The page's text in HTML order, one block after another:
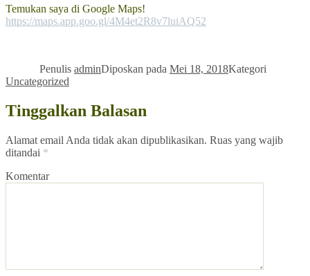
Temukan saya di Google Maps!
https://maps.app.goo.gl/4M4et2R8v7luiAQ52
Penulis adminDiposkan pada Mei 18, 2018Kategori
Uncategorized
Tinggalkan Balasan
Alamat email Anda tidak akan dipublikasikan. Ruas yang wajib
ditandai *
Komentar